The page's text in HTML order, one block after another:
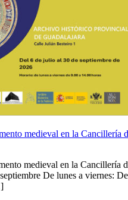
medieval en la Cancillería
medieval en la Cancillería
De lunes a viernes: De